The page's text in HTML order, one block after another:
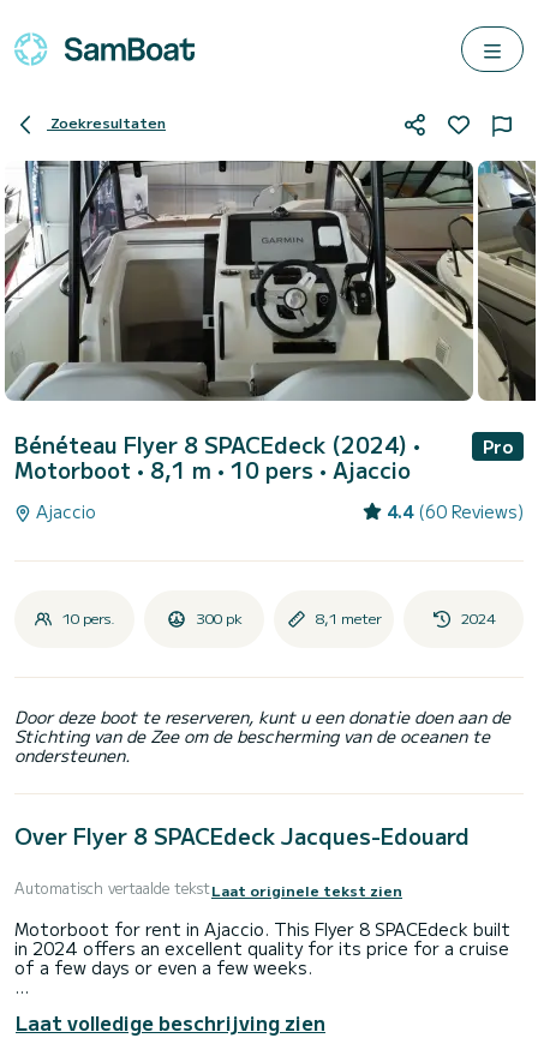
Zoekresultaten
Bénéteau Flyer 8 SPACEdeck (2024) •
Motorboot • 8,1 m • 10 pers • Ajaccio
Pro
Ajaccio 4.4 (60 Reviews)
10 pers. 300 pk 8,1 meter 2024
Door deze boot te reserveren, kunt u een donatie doen aan de
Stichting van de Zee om de bescherming van de oceanen te
ondersteunen.
Over Flyer 8 SPACEdeck Jacques-Edouard
Automatisch vertaalde tekstLaat originele tekst zien
Motorboot for rent in Ajaccio. This Flyer 8 SPACEdeck built
in 2024 offers an excellent quality for its price for a cruise
of a few days or even a few weeks.
this 8 meter boat. The capacity of this boat is passengers.
Laat volledige beschrijving zien